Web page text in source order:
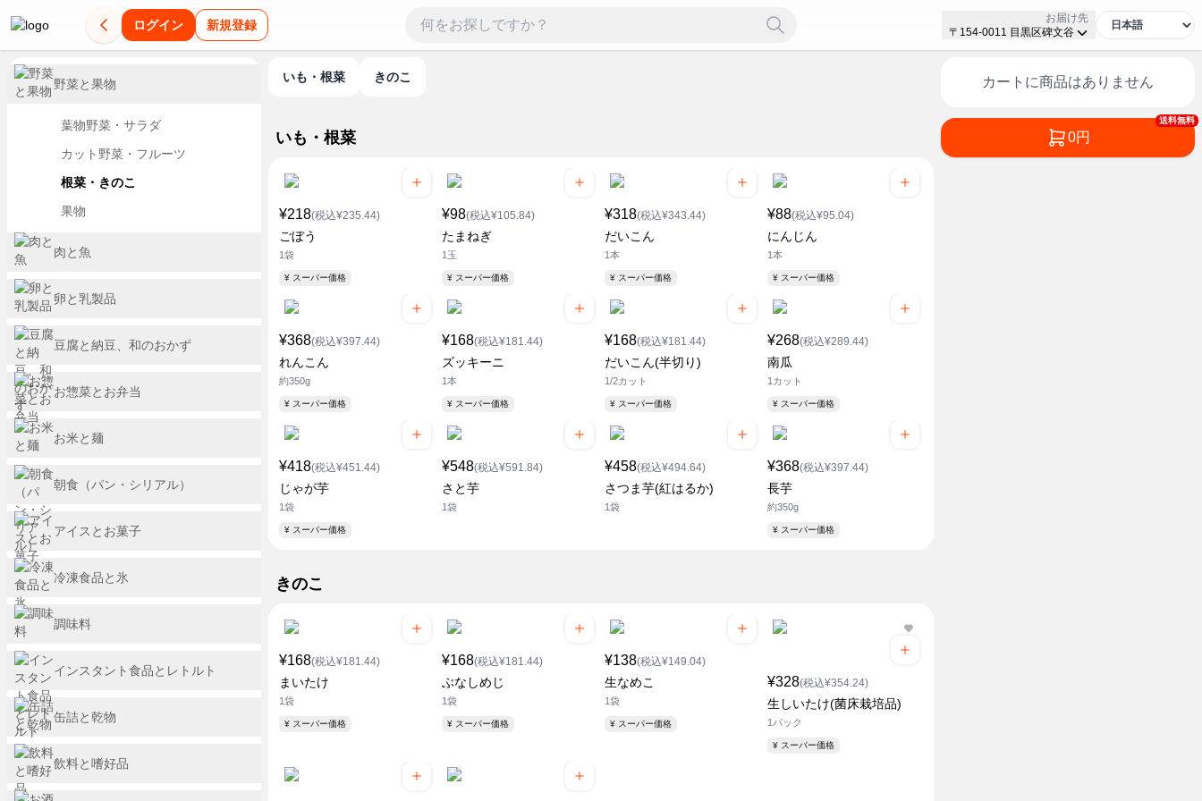
ログイン 新規登録
お届け先
〒154-0011 目黒区碑文谷
いも・根菜 きのこ
いも・根菜
¥218(税込¥235.44)
ごぼう
1袋
¥ スーパー価格
¥98(税込¥105.84)
たまねぎ
1玉
¥ スーパー価格
¥318(税込¥343.44)
だいこん
1本
¥ スーパー価格
¥88(税込¥95.04)
にんじん
1本
¥ スーパー価格
¥368(税込¥397.44)
れんこん
約350g
¥ スーパー価格
¥168(税込¥181.44)
ズッキーニ
1本
¥ スーパー価格
¥168(税込¥181.44)
だいこん(半切り)
1/2カット
¥ スーパー価格
¥268(税込¥289.44)
南瓜
1カット
¥ スーパー価格
¥418(税込¥451.44)
じゃが芋
1袋
¥ スーパー価格
¥548(税込¥591.84)
さと芋
1袋
¥458(税込¥494.64)
さつま芋(紅はるか)
1袋
¥368(税込¥397.44)
長芋
約350g
¥ スーパー価格
きのこ
¥168(税込¥181.44)
まいたけ
1袋
¥ スーパー価格
¥168(税込¥181.44)
ぶなしめじ
1袋
¥ スーパー価格
¥138(税込¥149.04)
生なめこ
1袋
¥ スーパー価格
¥328(税込¥354.24)
生しいたけ(菌床栽培品)
1パック
¥ スーパー価格
カートに商品はありません
送料無料
0円
野菜と果物
葉物野菜・サラダ
カット野菜・フルーツ
根菜・きのこ
果物
肉と魚
卵と乳製品
豆腐と納豆、和のおかず
お惣菜とお弁当
お米と麺
朝食（パン・シリアル）
アイスとお菓子
冷凍食品と氷
調味料
インスタント食品とレトルト
缶詰と乾物
飲料と嗜好品